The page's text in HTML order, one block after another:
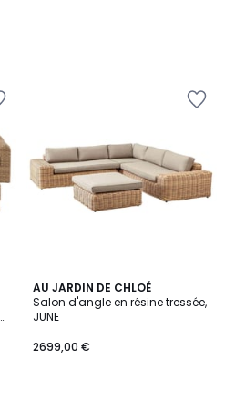
AU JARDIN DE CHLOÉ
Salon d'angle en résine tressée,
JUNE
2699,00 €